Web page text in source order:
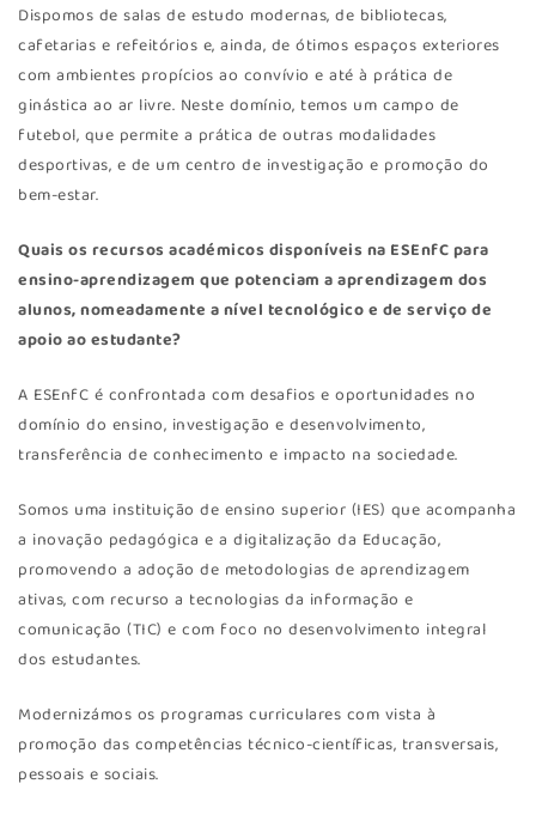
Dispomos de salas de estudo modernas, de bibliotecas,
cafetarias e refeitórios e, ainda, de ótimos espaços exteriores
com ambientes propícios ao convívio e até à prática de
ginástica ao ar livre. Neste domínio, temos um campo de
futebol, que permite a prática de outras modalidades
desportivas, e de um centro de investigação e promoção do
bem-estar.
Quais os recursos académicos disponíveis na ESEnfC para
ensino-aprendizagem que potenciam a aprendizagem dos
alunos, nomeadamente a nível tecnológico e de serviço de
apoio ao estudante?
A ESEnfC é confrontada com desafios e oportunidades no
domínio do ensino, investigação e desenvolvimento,
transferência de conhecimento e impacto na sociedade.
Somos uma instituição de ensino superior (IES) que acompanha
a inovação pedagógica e a digitalização da Educação,
promovendo a adoção de metodologias de aprendizagem
ativas, com recurso a tecnologias da informação e
comunicação (TIC) e com foco no desenvolvimento integral
dos estudantes.
Modernizámos os programas curriculares com vista à
promoção das competências técnico-científicas, transversais,
pessoais e sociais.